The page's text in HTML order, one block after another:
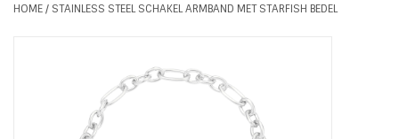
Haaraccesoires
HOME/ STAINLESS STEEL SCHAKEL ARMBAND MET STARFISH BEDEL